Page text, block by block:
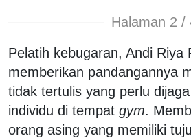
Halaman 2 /
Pelatih kebugaran, Andi Riya
memberikan pandangannya
tidak tertulis yang perlu
individu di tempat gym.
orang asing yang memiliki